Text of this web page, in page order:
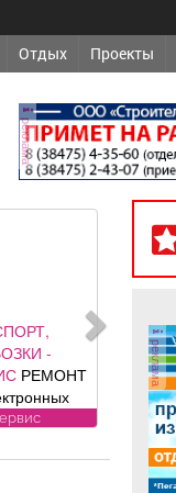
Отдых Проекты
реклама
-
РЕМОНТ
ЭБУ,
реклама